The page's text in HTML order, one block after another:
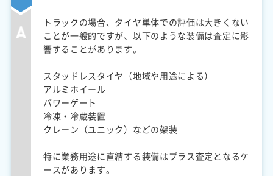
トラックの場合、タイヤ単体での評価は大きくない
ことが一般的ですが、以下のような装備は査定に影
響することがあります。
スタッドレスタイヤ（地域や用途による）
アルミホイール
パワーゲート
冷凍・冷蔵装置
クレーン（ユニック）などの架装
特に業務用途に直結する装備はプラス査定となるケ
ースがあります。